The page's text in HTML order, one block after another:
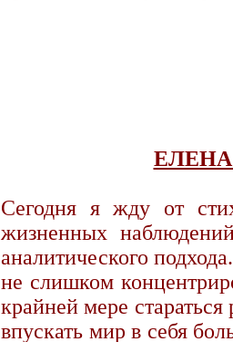
Сегодня я жду от
жизненных
аналитического
не слишком
крайней мере стараться
впускать мир в себя